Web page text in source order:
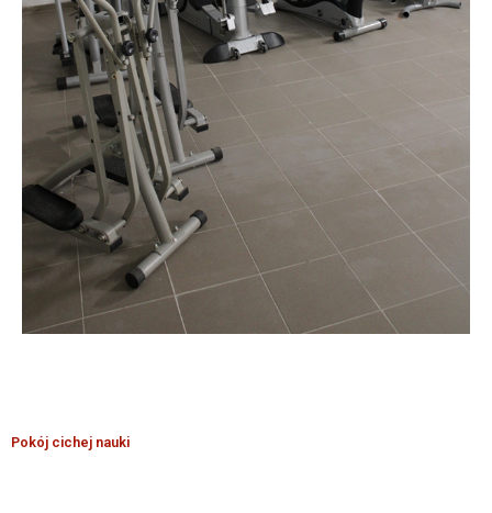
Pokój cichej nauki